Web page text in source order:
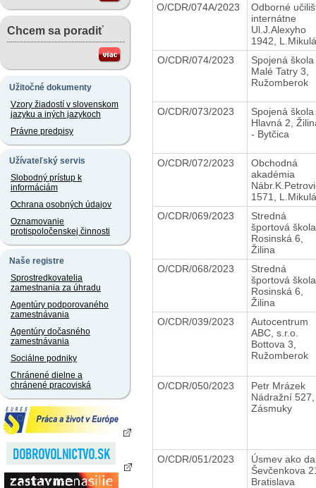
Chcem sa poradiť
Užitočné dokumenty
Vzory žiadostí v slovenskom
jazyku a iných jazykoch
Právne predpisy
Užívateľský servis
Slobodný prístup k
informáciám
Ochrana osobných údajov
Oznamovanie
protispoločenskej činnosti
Naše registre
Sprostredkovatelia
zamestnania za úhradu
Agentúry podporovaného
zamestnávania
Agentúry dočasného
zamestnávania
Sociálne podniky
Chránené dielne a
chránené pracoviská
O/CDR/074A/2023
Odborné
internátne
Ul.J.Alexyho
1942,
O/CDR/074/2023
Spojená škola
Malé Tatry 3,
Ružomberok
O/CDR/073/2023
Spojená škola
Hlavná 2,
- Bytčica
O/CDR/072/2023
Obchodná
akadémia
1571,
O/CDR/069/2023
Stredná
športová
Rosinská 6,
Žilina
O/CDR/068/2023
Stredná
športová
Rosinská 6,
Žilina
O/CDR/039/2023
Autocentrum
ABC, s.r.o.
Bottova 3,
Ružomberok
O/CDR/050/2023
Petr Mrázek
Nádražní 527,
Zásmuky
O/CDR/051/2023
Úsmev ako
Ševčenkova
Bratislava